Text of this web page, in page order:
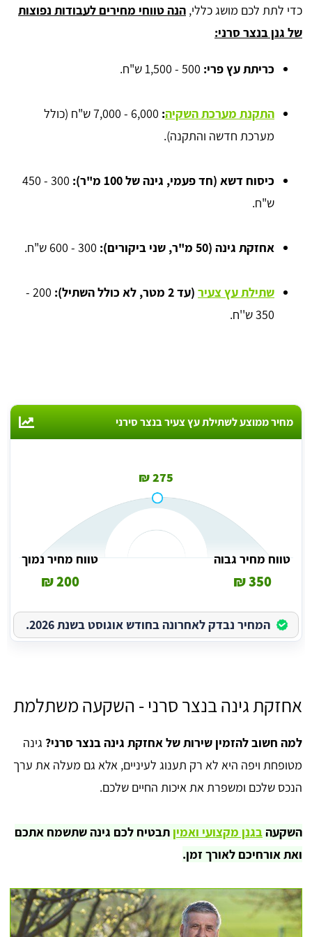
כדי לתת לכם מושג כללי, הנה טווחי מחירים לעבודות נפוצות
של גנן בנצר סרני:
כריתת עץ פרי:
התקנת מערכת השקיה:
6,000 - 7,000 ש"ח (כולל
מערכת חדשה והתקנה).
כיסוח דשא (חד פעמי, גינה של 100 מ"ר):
300 - 450
ש"ח.
אחזקת גינה (50 מ"ר, שני ביקורים):
שתילת עץ צעיר (עד 2 מטר, לא כולל השתיל):
200 -
350 ש''ח.
מחיר ממוצע לשתילת עץ צעיר בנצר סירני
275 ₪
טווח מחיר גבוה
350 ₪
טווח מחיר נמוך
200 ₪
המחיר נבדק לאחרונה בחודש אוגוסט בשנת 2026.
אחזקת גינה בנצר סרני - השקעה משתלמת
למה חשוב להזמין שירות של אחזקת גינה בנצר סרני? גינה
מטופחת ויפה היא לא רק תענוג לעיניים, אלא גם מעלה את ערך
הנכס שלכם ומשפרת את איכות החיים שלכם.
השקעהבגנן מקצועי ואמין תבטיח לכם גינה שתשמח אתכם
ואת אורחיכם לאורך זמן.